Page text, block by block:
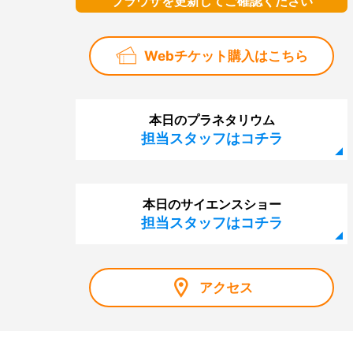
Webチケット購入はこちら
本日のプラネタリウム
担当スタッフはコチラ
本日のサイエンスショー
担当スタッフはコチラ
アクセス